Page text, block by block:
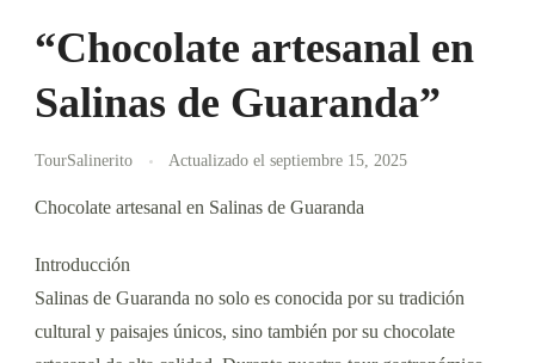
“Chocolate artesanal en
Salinas de Guaranda”
TourSalinerito Actualizado el septiembre 15, 2025
Chocolate artesanal en Salinas de Guaranda
Introducción
Salinas de Guaranda no solo es conocida por su tradición
cultural y paisajes únicos, sino también por su chocolate